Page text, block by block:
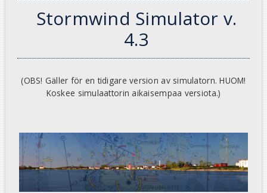
Stormwind Simulator v.
4.3
(OBS! Gäller för en tidigare version av simulatorn. HUOM!
Koskee simulaattorin aikaisempaa versiota.)